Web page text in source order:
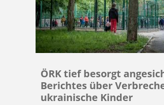
ÖRK tief besorgt
Berichtes über
ukrainische Kinder